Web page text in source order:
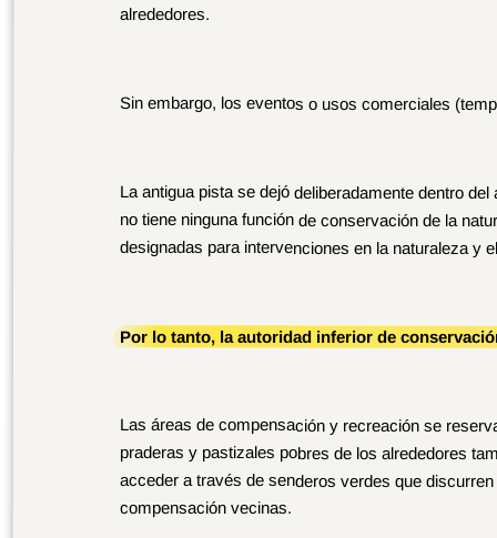
alrededores.
Sin embargo, los eventos o usos comerciales
La antigua pista se dejó deliberadamente dentro
no tiene ninguna función de conservación de la
designadas para intervenciones en la naturaleza y
Por lo tanto, la autoridad inferior de
Las áreas de compensación y recreación se
praderas y pastizales pobres de los alrededores
acceder a través de senderos verdes que
compensación vecinas.